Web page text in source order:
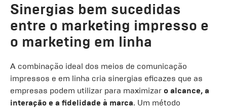
Sinergias bem sucedidas
entre o marketing impresso e
o marketing em linha
A combinação ideal dos meios de comunicação
impressos e em linha cria sinergias eficazes que as
empresas podem utilizar para maximizar o alcance, a
interação e a fidelidade à marca. Um método